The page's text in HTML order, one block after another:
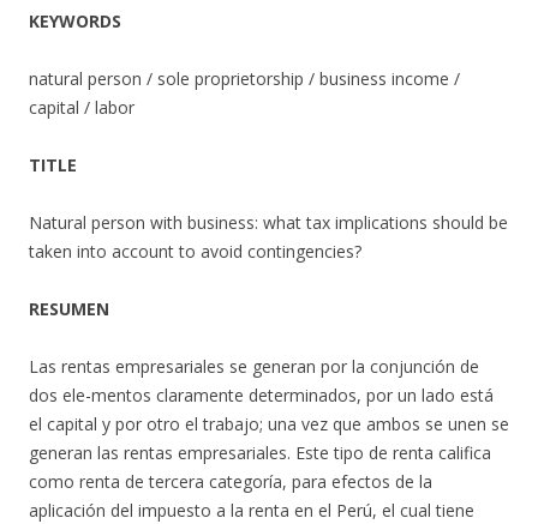
KEYWORDS
natural person / sole proprietorship / business income /
capital / labor
TITLE
Natural person with business: what tax implications should be
taken into account to avoid contingencies?
RESUMEN
Las rentas empresariales se generan por la conjunción de
dos ele-mentos claramente determinados, por un lado está
el capital y por otro el trabajo; una vez que ambos se unen se
generan las rentas empresariales. Este tipo de renta califica
como renta de tercera categoría, para efectos de la
aplicación del impuesto a la renta en el Perú, el cual tiene